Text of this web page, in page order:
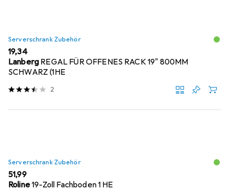
Serverschrank Zubehör
EUR
19,34
Lanberg REGAL FÜR OFFENES RACK 19" 800MM
SCHWARZ (1HE
2
Serverschrank Zubehör
EUR
51,99
Roline19-Zoll Fachboden 1 HE